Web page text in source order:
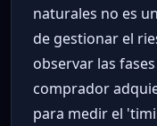
naturales no es
de gestionar el
observar las
comprador
para medir el